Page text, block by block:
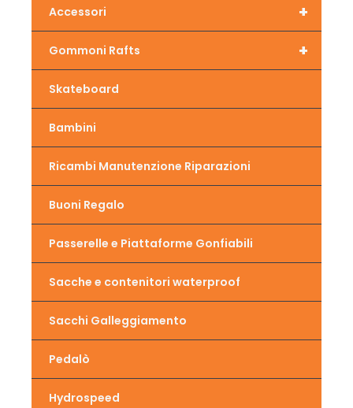
+
Accessori
+
Gommoni Rafts
Skateboard
Bambini
Ricambi Manutenzione Riparazioni
Buoni Regalo
Passerelle e Piattaforme Gonfiabili
Sacche e contenitori waterproof
Sacchi Galleggiamento
Pedalò
Hydrospeed